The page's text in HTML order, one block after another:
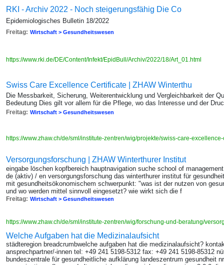
RKI - Archiv 2022 - Noch steigerungsfähig Die Co
Epidemiologisches Bulletin 18/2022
Freitag: Wirtschaft > Gesundheitswesen
https://www.rki.de/DE/Content/Infekt/EpidBull/Archiv/2022/18/Art_01.html
Swiss Care Excellence Certificate | ZHAW Winterthu
Die Messbarkeit, Sicherung, Weiterentwicklung und Vergleichbarkeit der
Bedeutung Dies gilt vor allem für die Pflege, wo das Interesse und der
Freitag: Wirtschaft > Gesundheitswesen
https://www.zhaw.ch/de/sml/institute-zentren/wig/projekte/swiss-care-
Versorgungsforschung | ZHAW Winterthurer Institut
eingabe löschen kopfbereich hauptnavigation suche school of
de (aktiv) / en versorgungsforschung das winterthurer institut für
mit gesundheitsökonomischem schwerpunkt: "was ist der nutzen von
und wo werden mittel sinnvoll eingesetzt? wie wirkt sich die f
Freitag: Wirtschaft > Gesundheitswesen
https://www.zhaw.ch/de/sml/institute-zentren/wig/forschung-und-beratung/
Welche Aufgaben hat die Medizinalaufsicht
städteregion breadcrumbwelche aufgaben hat die medizinalaufsicht?
ansprechpartner/-innen tel: +49 241 5198-5312 fax: +49 241 5198-85312
bundeszentrale für gesundheitliche aufklärung landeszentrum gesundheit